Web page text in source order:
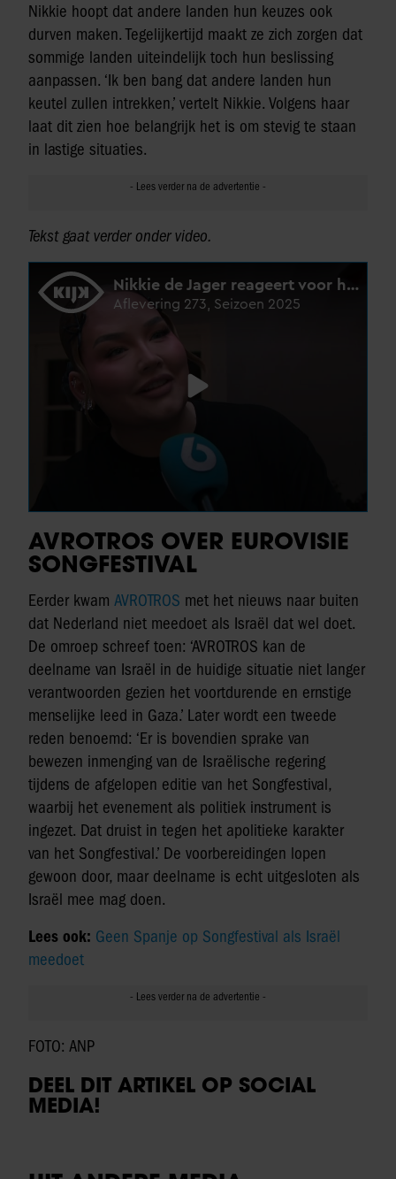
Nikkie hoopt dat andere landen hun keuzes ook
durven maken. Tegelijkertijd maakt ze zich zorgen dat
sommige landen uiteindelijk toch hun beslissing
aanpassen. ‘Ik ben bang dat andere landen hun
keutel zullen intrekken,’ vertelt Nikkie. Volgens haar
laat dit zien hoe belangrijk het is om stevig te staan
in lastige situaties.
Tekst gaat verder onder video.
AVROTROS OVER EUROVISIE
SONGFESTIVAL
Eerder kwam AVROTROS met het nieuws naar buiten
dat Nederland niet meedoet als Israël dat wel doet.
De omroep schreef toen: ‘AVROTROS kan de
deelname van Israël in de huidige situatie niet langer
verantwoorden gezien het voortdurende en ernstige
menselijke leed in Gaza.’ Later wordt een tweede
reden benoemd: ‘Er is bovendien sprake van
bewezen inmenging van de Israëlische regering
tijdens de afgelopen editie van het Songfestival,
waarbij het evenement als politiek instrument is
ingezet. Dat druist in tegen het apolitieke karakter
van het Songfestival.’ De voorbereidingen lopen
gewoon door, maar deelname is echt uitgesloten als
Israël mee mag doen.
Lees ook: Geen Spanje op Songfestival als Israël
meedoet
FOTO: ANP
DEEL DIT ARTIKEL OP SOCIAL
MEDIA!